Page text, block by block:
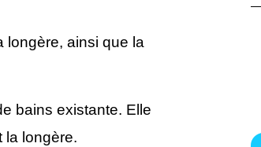
longère, ainsi que la
bains existante. Elle
la longère.